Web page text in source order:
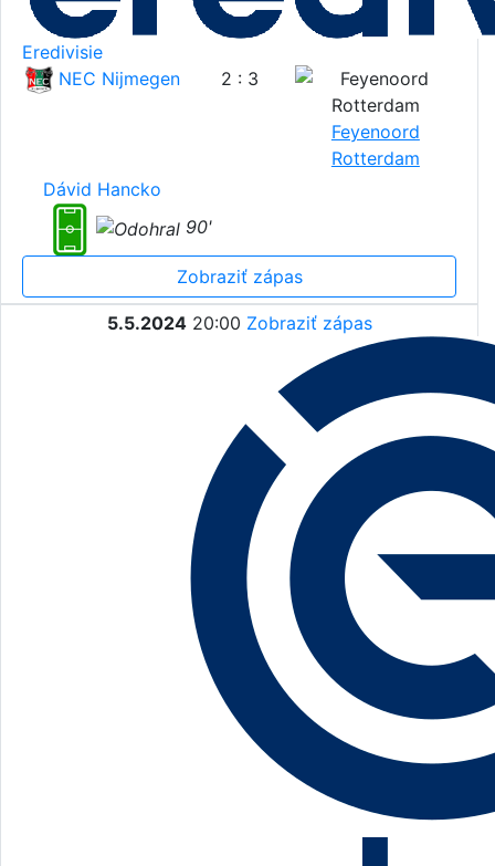
Eredivisie
NEC Nijmegen
2 : 3
Feyenoord
Rotterdam
Dávid Hancko
90'
Zobraziť zápas
5.5.2024 20:00 Zobraziť zápas